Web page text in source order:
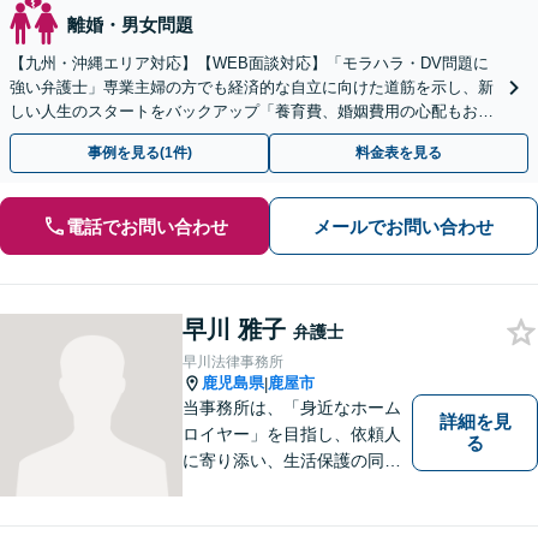
離婚・男女問題
【九州・沖縄エリア対応】【WEB面談対応】「モラハラ・DV問題に
強い弁護士」専業主婦の方でも経済的な自立に向けた道筋を示し、新
しい人生のスタートをバックアップ「養育費、婚姻費用の心配もお任
せ」経営者特有の離婚問題に対応【休日・夜間相談可】
事例を見る(1件) 料金表を見る
電話でお問い合わせ メールでお問い合わせ
早川 雅子 弁護士
早川法律事務所
鹿児島県|鹿屋市
当事務所は、「身近なホーム
ロイヤー」を目指し、依頼人
に寄り添い、生活保護の同行
詳細を見
る